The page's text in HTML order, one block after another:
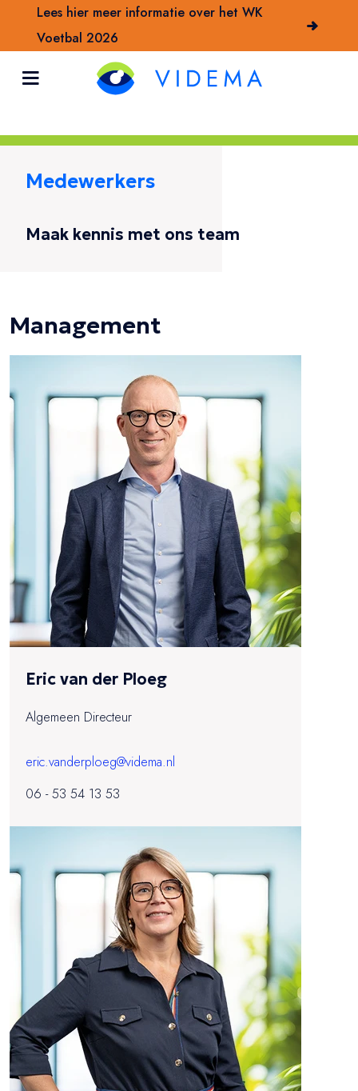
Lees hier meer informatie over het WK
Voetbal 2026
Medewerkers
Maak kennis met ons team
Management
Eric van der Ploeg
Algemeen Directeur
eric.vanderploeg@videma.nl
06 - 53 54 13 53